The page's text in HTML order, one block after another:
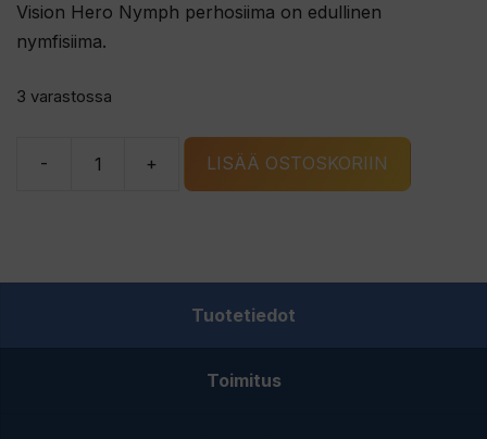
Vision Hero Nymph perhosiima on edullinen
nymfisiima.
3 varastossa
-
Vision
+ LISÄÄ OSTOSKORIIN
Tuotetiedot
Toimitus